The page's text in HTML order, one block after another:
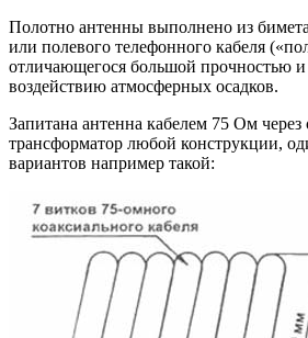
Полотно антенны выполнено из
или полевого телефонного кабеля
отличающегося большой прочностью
воздействию атмосферных осадков.
Запитана антенна кабелем 75 Ом
трансформатор любой конструкции,
вариантов например такой: